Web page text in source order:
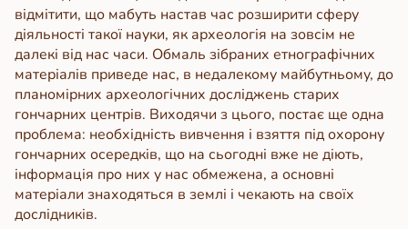
відмітити, що мабуть настав час розширити сферу
діяльності такої науки, як археологія на зовсім не
далекі від нас часи. Обмаль зібраних етнографічних
матеріалів приведе нас, в недалекому майбутньому, до
планомірних археологічних досліджень старих
гончарних центрів. Виходячи з цього, постає ще одна
проблема: необхідність вивчення і взяття під охорону
гончарних осередків, що на сьогодні вже не діють,
інформація про них у нас обмежена, а основні
матеріали знаходяться в землі і чекають на своїх
дослідників.